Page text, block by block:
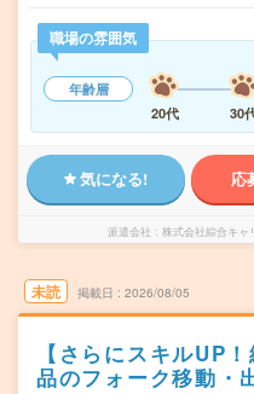
職場の雰囲気
年齢層
20代
30
気になる! 応
派遣会社 株式会社綜合キャ
未読 掲載日 2026/08/05
【さらにスキルUP
品のフォーク移動・